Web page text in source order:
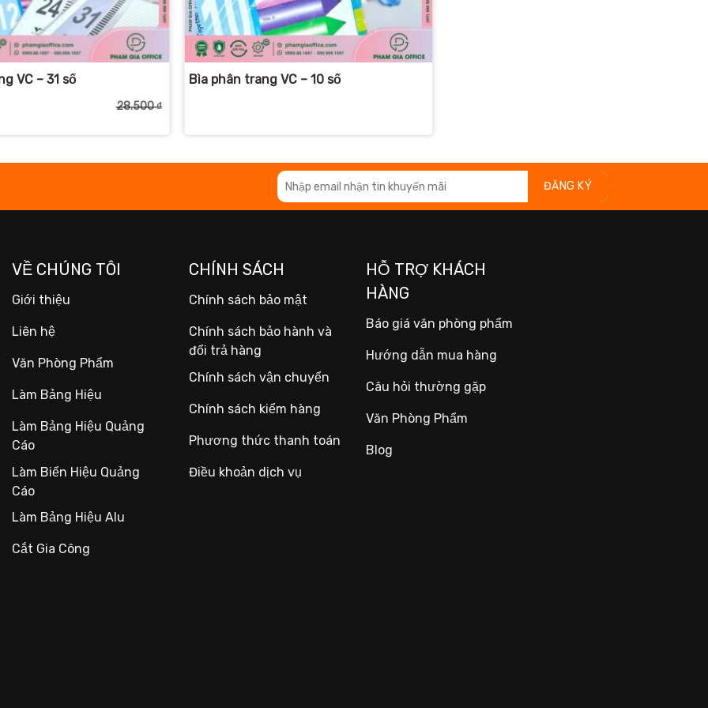
VC – 31 số
28.500₫
là:
tại
+
Bìa phân trang VC – 10 số
VỀ CHÚNG TÔI
Giới thiệu
Liên hệ
Văn Phòng Phẩm
Làm Bảng Hiệu
Làm Bảng Hiệu Quảng
Cáo
Làm Biển Hiệu Quảng
Cáo
Làm Bảng Hiệu Alu
Cắt Gia Công
CHÍNH SÁCH
Chính sách bảo mật
Chính sách bảo hành và
đổi trả hàng
Chính sách vận chuyển
Chính sách kiểm hàng
Phương thức thanh toán
Điều khoản dịch vụ
HỖ TRỢ KHÁCH
HÀNG
Báo giá văn phòng phẩm
Hướng dẫn mua hàng
Câu hỏi thường gặp
Văn Phòng Phẩm
Blog